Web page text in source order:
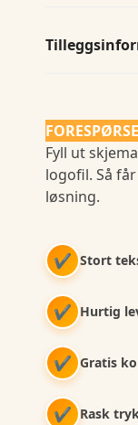
Fyll ut
logofil. Så
løsning.
✔ Stort
✔ Hurtig
✔ Gratis
✔ Rask